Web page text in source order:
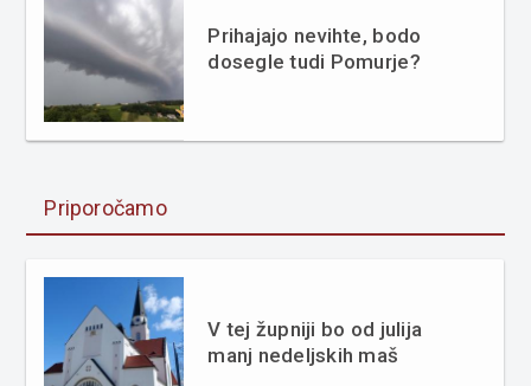
Prihajajo nevihte, bodo
dosegle tudi Pomurje?
Priporočamo
V tej župniji bo od julija
manj nedeljskih maš